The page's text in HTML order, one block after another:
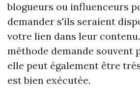
blogueurs ou influenceurs
demander s'ils seraient
votre lien dans leur
méthode demande souvent
elle peut également être
est bien exécutée.